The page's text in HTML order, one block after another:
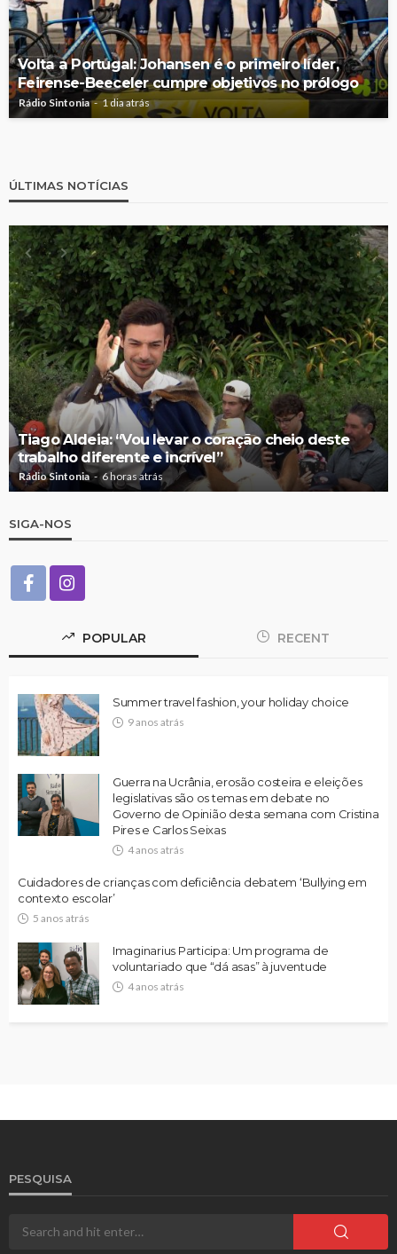
Volta a Portugal: Johansen é o primeiro líder,
Feirense-Beeceler cumpre objetivos no prólogo
Rádio Sintonia 1 dia atrás
ÚLTIMAS NOTÍCIAS
Tiago Aldeia: “Vou levar o coração cheio deste
trabalho diferente e incrível”
Rádio Sintonia 6 horas atrás
SIGA-NOS
POPULAR RECENT
Summer travel fashion, your holiday choice
9 anos atrás
Guerra na Ucrânia, erosão costeira e eleições
legislativas são os temas em debate no
Governo de Opinião desta semana com Cristina
Pires e Carlos Seixas
4 anos atrás
Cuidadores de crianças com deficiência debatem ‘Bullying em
contexto escolar’
5 anos atrás
Imaginarius Participa: Um programa de
voluntariado que “dá asas” à juventude
4 anos atrás
PESQUISA